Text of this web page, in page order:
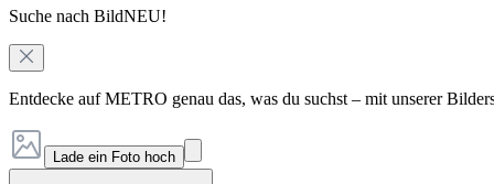
Suche nach BildNEU!
Entdecke auf METRO genau das, was du suchst – mit unserer
Lade ein Foto hoch